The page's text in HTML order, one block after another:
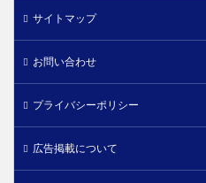
サイトマップ
お問い合わせ
プライバシーポリシー
広告掲載について